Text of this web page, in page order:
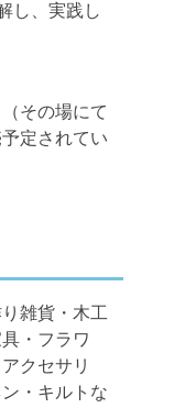
し、実践し
その場にて
定されてい
雑貨・木工
・フラワ
クセサリ
・キルトな